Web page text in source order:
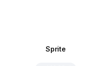
Sprite